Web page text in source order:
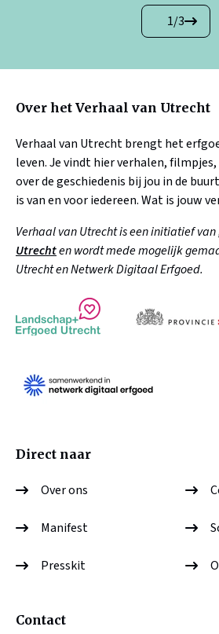
1/3
Over het Verhaal van Utrecht
Verhaal van Utrecht brengt het
leven. Je vindt hier verhalen,
over de geschiedenis bij jou in de
is van en voor iedereen. Wat is jouw
Verhaal van Utrecht is een initiatief van
Utrechten wordt mede mogelijk
Utrecht en Netwerk Digitaal Erfgoed.
Direct naar
Over ons
Manifest
Presskit
Contact